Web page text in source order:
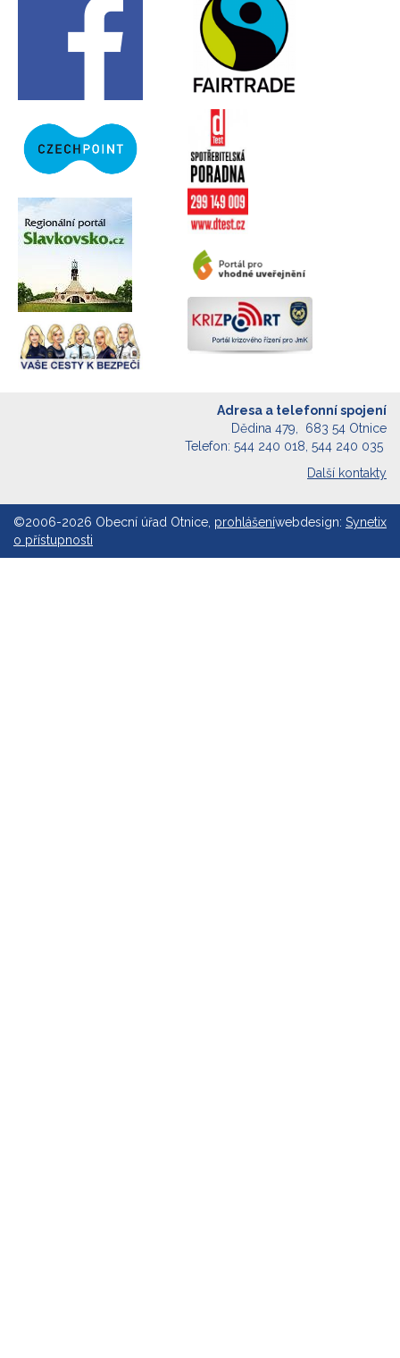
Adresa a telefonní spojení
Dědina 479, 683 54 Otnice
Telefon: 544 240 018, 544 240 035
Další kontakty
webdesign: Synetix
©2006-2026 Obecní úřad Otnice, prohlášení
o přístupnosti